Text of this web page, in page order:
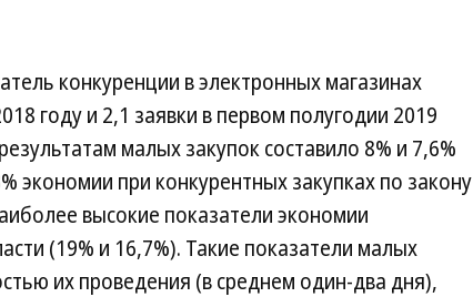
конкуренции в электронных магазинах
году и 2,1 заявки в первом полугодии 2019
малых закупок составило 8% и 7,6%
экономии при конкурентных закупках по закону
высокие показатели экономии
(19% и 16,7%). Такие показатели малых
их проведения (в среднем один-два дня),